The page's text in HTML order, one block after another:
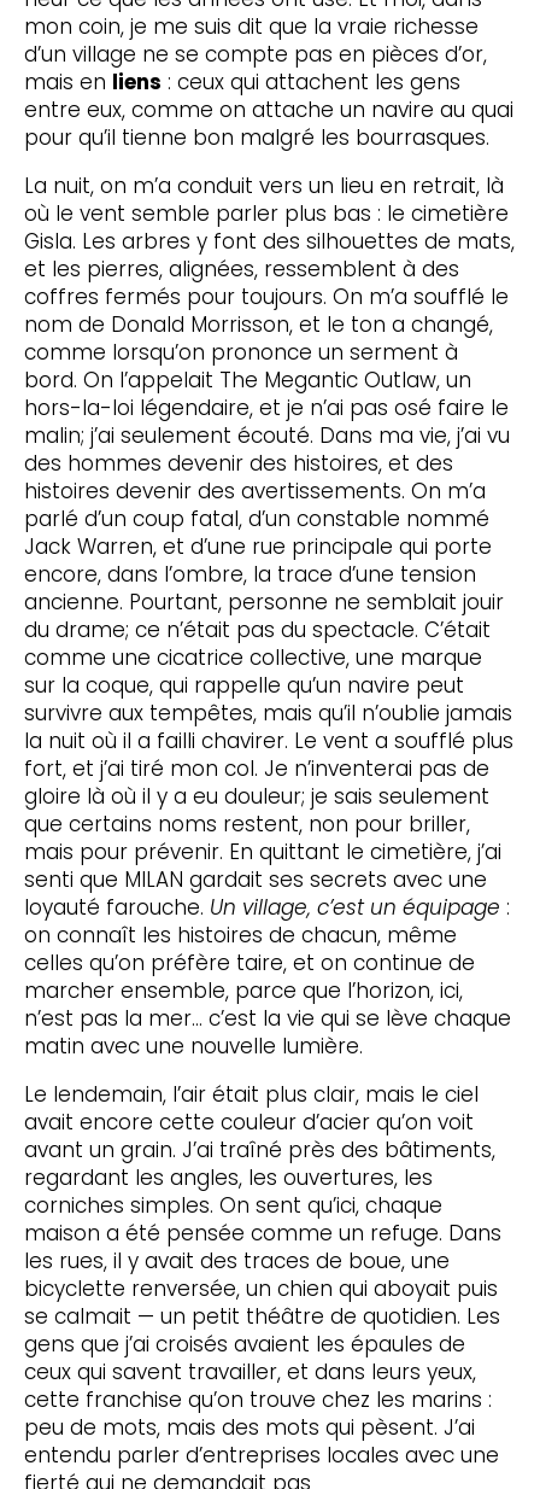
mon coin, je me suis dit que la vraie richesse
d’un village ne se compte pas en pièces d’or,
mais en liens : ceux qui attachent les gens
entre eux, comme on attache un navire au quai
pour qu’il tienne bon malgré les bourrasques.
La nuit, on m’a conduit vers un lieu en retrait, là
où le vent semble parler plus bas : le cimetière
Gisla. Les arbres y font des silhouettes de mats,
et les pierres, alignées, ressemblent à des
coffres fermés pour toujours. On m’a soufflé le
nom de Donald Morrisson, et le ton a changé,
comme lorsqu’on prononce un serment à
bord. On l’appelait The Megantic Outlaw, un
hors-la-loi légendaire, et je n’ai pas osé faire le
malin; j’ai seulement écouté. Dans ma vie, j’ai vu
des hommes devenir des histoires, et des
histoires devenir des avertissements. On m’a
parlé d’un coup fatal, d’un constable nommé
Jack Warren, et d’une rue principale qui porte
encore, dans l’ombre, la trace d’une tension
ancienne. Pourtant, personne ne semblait jouir
du drame; ce n’était pas du spectacle. C’était
comme une cicatrice collective, une marque
sur la coque, qui rappelle qu’un navire peut
survivre aux tempêtes, mais qu’il n’oublie jamais
la nuit où il a failli chavirer. Le vent a soufflé plus
fort, et j’ai tiré mon col. Je n’inventerai pas de
gloire là où il y a eu douleur; je sais seulement
que certains noms restent, non pour briller,
mais pour prévenir. En quittant le cimetière, j’ai
senti que MILAN gardait ses secrets avec une
loyauté farouche. Un village, c’est un équipage :
on connaît les histoires de chacun, même
celles qu’on préfère taire, et on continue de
marcher ensemble, parce que l’horizon, ici,
n’est pas la mer… c’est la vie qui se lève chaque
matin avec une nouvelle lumière.
Le lendemain, l’air était plus clair, mais le ciel
avait encore cette couleur d’acier qu’on voit
avant un grain. J’ai traîné près des bâtiments,
regardant les angles, les ouvertures, les
corniches simples. On sent qu’ici, chaque
maison a été pensée comme un refuge. Dans
les rues, il y avait des traces de boue, une
bicyclette renversée, un chien qui aboyait puis
se calmait — un petit théâtre de quotidien. Les
gens que j’ai croisés avaient les épaules de
ceux qui savent travailler, et dans leurs yeux,
cette franchise qu’on trouve chez les marins :
peu de mots, mais des mots qui pèsent. J’ai
entendu parler d’entreprises locales avec une
fierté qui ne demandait pas